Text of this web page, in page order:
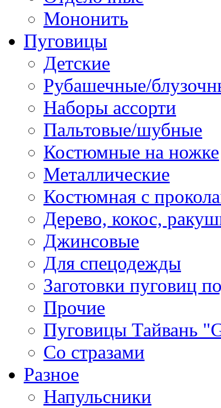
Мононить
Пуговицы
Детские
Рубашечные/
Наборы ассорти
Пальтовые/шубные
Костюмные на ножке
Металлические
Костюмная с
Дерево, кокос,
Джинсовые
Для спецодежды
Заготовки пуговиц
Прочие
Пуговицы Тайвань
Со стразами
Разное
Напульсники